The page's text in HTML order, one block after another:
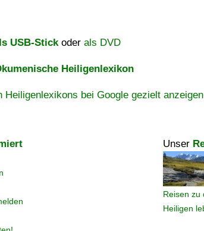
USB-Stickoder als DVD
Heiligenlexikon
bei Google gezielt anzeigen
Unser
Reisen zu
Heiligen